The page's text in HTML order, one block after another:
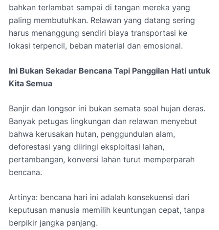
bahkan terlambat sampai di tangan mereka yang
paling membutuhkan. Relawan yang datang sering
harus menanggung sendiri biaya transportasi ke
lokasi terpencil, beban material dan emosional.
Ini Bukan Sekadar Bencana Tapi Panggilan Hati untuk
Kita Semua
Banjir dan longsor ini bukan semata soal hujan deras.
Banyak petugas lingkungan dan relawan menyebut
bahwa kerusakan hutan, penggundulan alam,
deforestasi yang diiringi eksploitasi lahan,
pertambangan, konversi lahan turut memperparah
bencana.
Artinya: bencana hari ini adalah konsekuensi dari
keputusan manusia memilih keuntungan cepat, tanpa
berpikir jangka panjang.